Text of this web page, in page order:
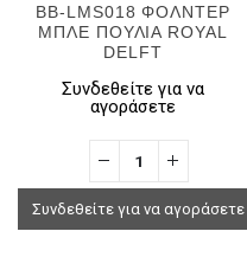
BB-LMS018 ΦΟΛΝΤΕΡ
ΜΠΛΕ ΠΟΥΛΙΑ ROYAL
DELFT
Συνδεθείτε για να
αγοράσετε
Συνδεθείτε για να αγοράσετε